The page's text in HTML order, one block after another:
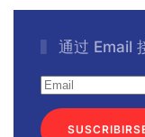
通过 Email